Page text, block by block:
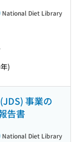
National Diet Library
)
事業の
告書
National Diet Library